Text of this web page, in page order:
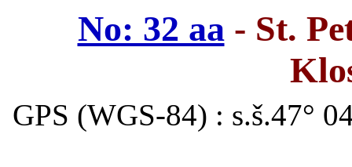
No: 32 aa- St.
GPS (WGS-84) : s.š.47°